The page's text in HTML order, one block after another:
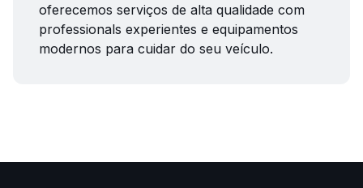
oferecemos serviços de alta qualidade com
professionals experientes e equipamentos
modernos para cuidar do seu veículo.